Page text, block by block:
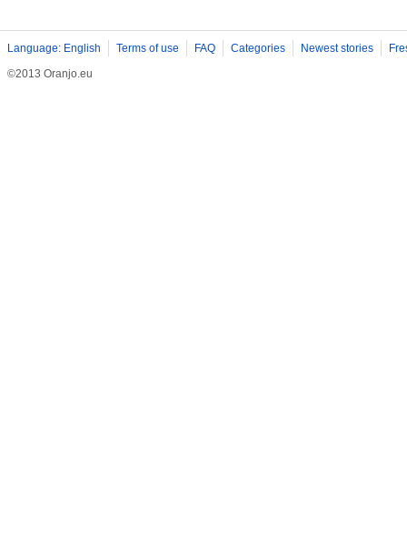
Language: English Terms of use FAQ Categories Newest stories
©2013 Oranjo.eu